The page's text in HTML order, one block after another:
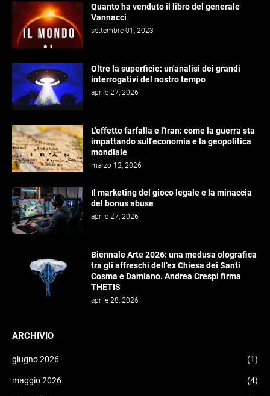
Quanto ha venduto il libro del generale
Vannacci
settembre 01, 2023
Oltre la superficie: un'analisi dei grandi
interrogativi del nostro tempo
aprile 27, 2026
L’effetto farfalla e l'Iran: come la guerra sta
impattando sull'economia e la geopolitica
mondiale
marzo 12, 2026
Il marketing del gioco legale e la minaccia
del bonus abuse
aprile 27, 2026
Biennale Arte 2026: una medusa olografica
tra gli affreschi dell’ex Chiesa dei Santi
Cosma e Damiano. Andrea Crespi firma
THETIS
aprile 28, 2026
ARCHIVIO
giugno 2026 (1)
maggio 2026 (4)